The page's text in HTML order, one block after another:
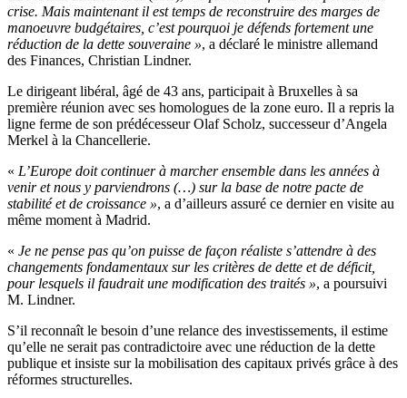
crise. Mais maintenant il est temps de reconstruire des marges de
manoeuvre budgétaires, c’est pourquoi je défends fortement une
réduction de la dette souveraine », a déclaré le ministre allemand
des Finances, Christian Lindner.
Le dirigeant libéral, âgé de 43 ans, participait à Bruxelles à sa
première réunion avec ses homologues de la zone euro. Il a repris la
ligne ferme de son prédécesseur Olaf Scholz, successeur d’Angela
Merkel à la Chancellerie.
« L’Europe doit continuer à marcher ensemble dans les années à
venir et nous y parviendrons (…) sur la base de notre pacte de
stabilité et de croissance », a d’ailleurs assuré ce dernier en visite au
même moment à Madrid.
« Je ne pense pas qu’on puisse de façon réaliste s’attendre à des
changements fondamentaux sur les critères de dette et de déficit,
pour lesquels il faudrait une modification des traités », a poursuivi
M. Lindner.
S’il reconnaît le besoin d’une relance des investissements, il estime
qu’elle ne serait pas contradictoire avec une réduction de la dette
publique et insiste sur la mobilisation des capitaux privés grâce à des
réformes structurelles.